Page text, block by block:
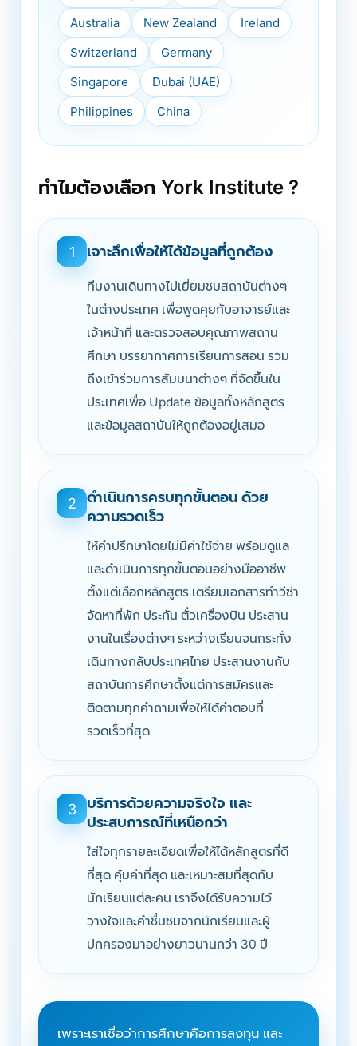
Australia
New Zealand
Ireland
Switzerland
Germany
Singapore
Dubai (UAE)
Philippines
China
ทำไมต้องเลือก York Institute ?
1 เจาะลึกเพื่อให้ได้ข้อมูลที่ถูกต้อง
ทีมงานเดินทางไปเยี่ยมชมสถาบันต่างๆ
ในต่างประเทศ เพื่อพูดคุยกับอาจารย์และ
เจ้าหน้าที่ และตรวจสอบคุณภาพสถาน
ศึกษา บรรยากาศการเรียนการสอน รวม
ถึงเข้าร่วมการสัมมนาต่างๆ ที่จัดขึ้นใน
ประเทศเพื่อ Update ข้อมูลทั้งหลักสูตร
และข้อมูลสถาบันให้ถูกต้องอยู่เสมอ
2
ดำเนินการครบทุกขั้นตอน ด้วย
ความรวดเร็ว
ให้คำปรึกษาโดยไม่มีค่าใช้จ่าย พร้อมดูแล
และดำเนินการทุกขั้นตอนอย่างมืออาชีพ
ตั้งแต่เลือกหลักสูตร เตรียมเอกสารทำวีซ่า
จัดหาที่พัก ประกัน ตั๋วเครื่องบิน ประสาน
งานในเรื่องต่างๆ ระหว่างเรียนจนกระทั่ง
เดินทางกลับประเทศไทย ประสานงานกับ
สถาบันการศึกษาตั้งแต่การสมัครและ
ติดตามทุกคำถามเพื่อให้ได้คำตอบที่
รวดเร็วที่สุด
3
บริการด้วยความจริงใจ และ
ประสบการณ์ที่เหนือกว่า
ใส่ใจทุกรายละเอียดเพื่อให้ได้หลักสูตรที่ดี
ที่สุด คุ้มค่าที่สุด และเหมาะสมที่สุดกับ
นักเรียนแต่ละคน เราจึงได้รับความไว้
วางใจและคำชื่นชมจากนักเรียนและผู้
ปกครองมาอย่างยาวนานกว่า 30 ปี
เพราะเราเชื่อว่าการศึกษาคือการลงทุน และ